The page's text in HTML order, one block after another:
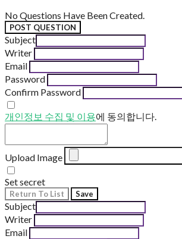
No Questions Have Been Created.
POST QUESTION
Subject
Writer
Email
Password
Confirm Password
개인정보 수집 및 이용에 동의합니다.
Upload Image
Set secret
Return To List Save
Subject
Writer
Email